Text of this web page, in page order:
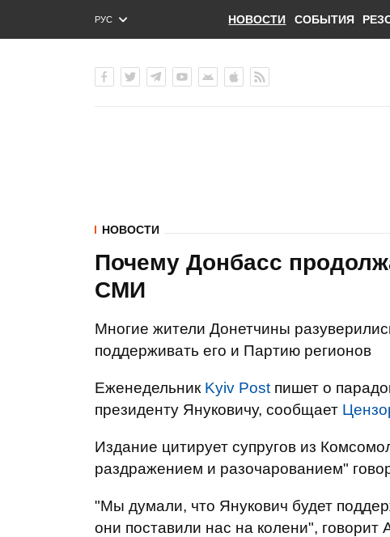
РУС
ENG
НОВОСТИ СОБЫТИЯ
НОВОСТИ
Почему Донбасс
СМИ
Многие жители Донетчины
поддерживать его и Партию регионов
Еженедельник Kyiv Post пишет о
президенту Януковичу, сообщает
Издание цитирует супругов из
раздражением и разочарованием"
"Мы думали, что Янукович будет
они поставили нас на колени", говорит